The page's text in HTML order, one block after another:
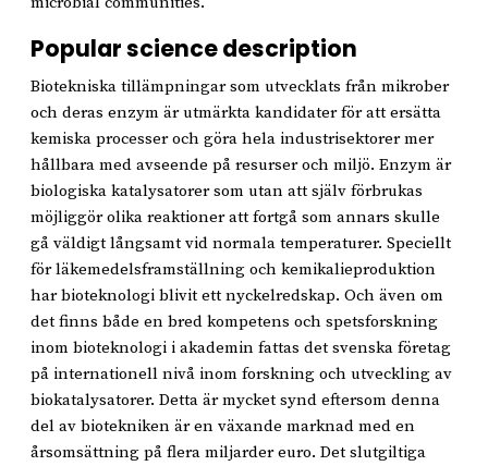
Popular science description
Biotekniska tillämpningar som utvecklats från mikrober
och deras enzym är utmärkta kandidater för att ersätta
kemiska processer och göra hela industrisektorer mer
hållbara med avseende på resurser och miljö. Enzym är
biologiska katalysatorer som utan att själv förbrukas
möjliggör olika reaktioner att fortgå som annars skulle
gå väldigt långsamt vid normala temperaturer. Speciellt
för läkemedelsframställning och kemikalieproduktion
har bioteknologi blivit ett nyckelredskap. Och även om
det finns både en bred kompetens och spetsforskning
inom bioteknologi i akademin fattas det svenska företag
på internationell nivå inom forskning och utveckling av
biokatalysatorer. Detta är mycket synd eftersom denna
del av biotekniken är en växande marknad med en
årsomsättning på flera miljarder euro. Det slutgiltiga